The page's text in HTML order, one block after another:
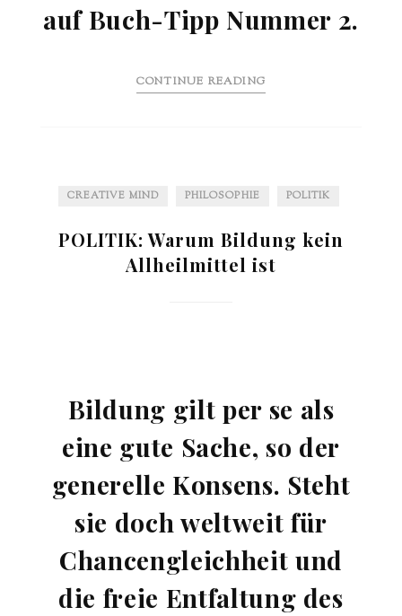
auf Buch-Tipp Nummer 2.
CONTINUE READING
CREATIVE MIND PHILOSOPHIE POLITIK
POLITIK: Warum Bildung kein
Allheilmittel ist
Bildung gilt per se als
eine gute Sache, so der
generelle Konsens. Steht
sie doch weltweit für
Chancengleichheit und
die freie Entfaltung des